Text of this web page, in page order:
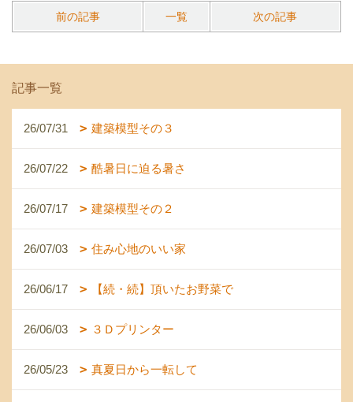
前の記事 一覧 次の記事
記事一覧
26/07/31 建築模型その３
26/07/22 酷暑日に迫る暑さ
26/07/17 建築模型その２
26/07/03 住み心地のいい家
26/06/17 【続・続】頂いたお野菜で
26/06/03 ３Ｄプリンター
26/05/23 真夏日から一転して